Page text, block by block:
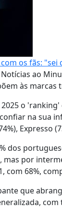
os fãs:
ao
às marcas
o
na sua
Expresso
dos
por
com 68%,
que